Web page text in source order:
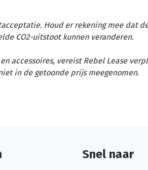
Houd er rekening mee dat
CO2-uitstoot kunnen veranderen.
accessoires, vereist Rebel Lease
in de getoonde prijs meegenomen.
Snel naar